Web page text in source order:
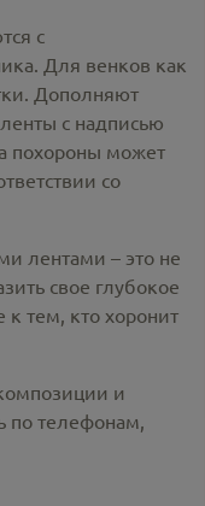
с
Для венков как
Дополняют
с надписью
похороны может
со
лентами – это не
свое глубокое
к тем, кто хоронит
и
по телефонам,